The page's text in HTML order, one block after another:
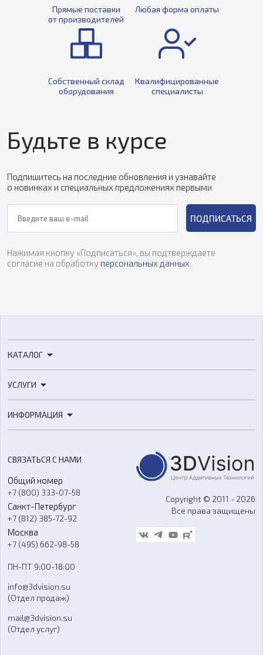
Прямые поставки
от производителей
Любая форма оплаты
Собственный склад
оборудования
Квалифицированные
специалисты
Будьте в курсе
Подпишитесь на последние обновления и узнавайте
о новинках и специальных предложениях первыми
ПОДПИСАТЬСЯ
Нажимая кнопку «Подписаться», вы подтверждаете
согласие на обработку персональных данных
КАТАЛОГ
3D-сканеры
Расходные материалы
Оборудование и материалы для вакуумного литья
Аксессуары и прочее оборудование
Программное обеспечение
УСЛУГИ
3D-моделирование
Ремонт и услуги
ИНФОРМАЦИЯ
О компании
Контакты
Гос. закупки
Стать дилером
Блог
FAQ
СВЯЗАТЬСЯ С НАМИ
Общий номер
+7 (800) 333-07-58
Санкт-Петербург
+7 (812) 385-72-92
Москва
+7 (495) 662-98-58
ПН-ПТ 9:00-18:00
info@3dvision.su
(Отдел продаж)
mail@3dvision.su
(Отдел услуг)
Copyright © 2011 - 2026
Все права защищены